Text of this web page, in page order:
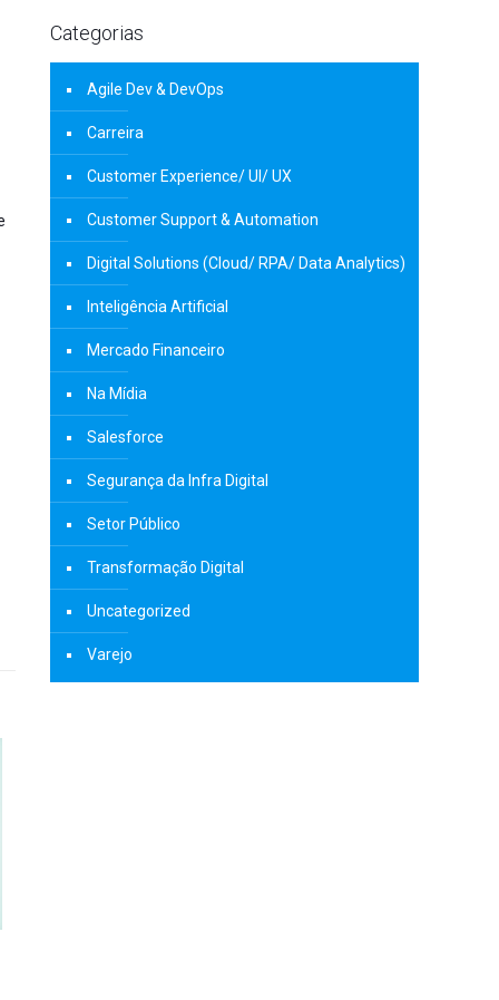
Categorias
Agile Dev & DevOps
Carreira
Customer Experience/ UI/ UX
Customer Support & Automation
Digital Solutions (Cloud/ RPA/ Data Analytics)
Inteligência Artificial
Mercado Financeiro
Na Mídia
Salesforce
Segurança da Infra Digital
Setor Público
Transformação Digital
Uncategorized
Varejo